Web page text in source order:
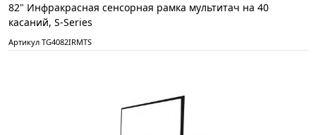
82" Инфракрасная сенсорная рамка мультитач на 40
касаний, S-Series
Артикул TG4082IRMTS